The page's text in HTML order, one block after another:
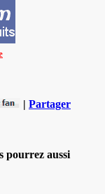
| Partager
pourrez aussi